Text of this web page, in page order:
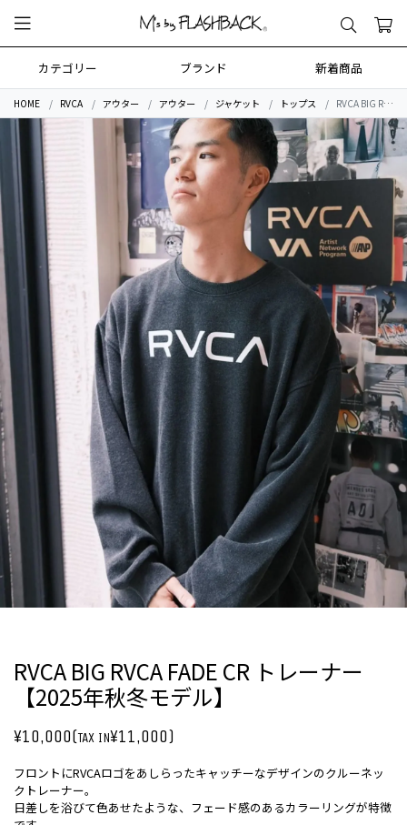
カテゴリー ブランド 新着商品
HOME RVCA アウター アウター ジャケット トップス RVCA BIG RVCA FADE CR トレーナー 【2025年秋冬モデル】
RVCA BIG RVCA FADE CR トレーナー
【2025年秋冬モデル】
¥10,000(TAX IN¥11,000)
フロントにRVCAロゴをあしらったキャッチーなデザインのクルーネッ
クトレーナー。
日差しを浴びて色あせたような、フェード感のあるカラーリングが特徴